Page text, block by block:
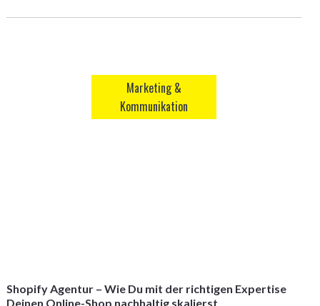
Marketing &
Kommunikation
Shopify Agentur – Wie Du mit der richtigen Expertise
Deinen Online-Shop nachhaltig skalierst